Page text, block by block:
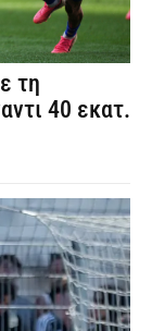
τη
40 εκατ.